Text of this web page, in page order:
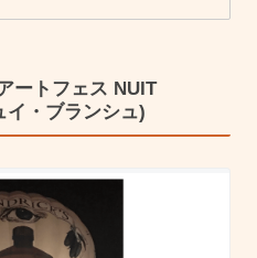
ートフェス NUIT
イ・ブランシュ)